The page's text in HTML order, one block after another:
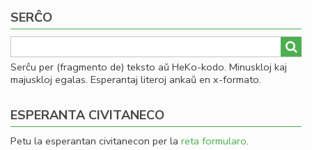
SERĈO
Serĉu per (fragmento de) teksto aŭ HeKo-kodo. Minuskloj kaj
majuskloj egalas. Esperantaj literoj ankaŭ en x-formato.
ESPERANTA CIVITANECO
Petu la esperantan civitanecon per la reta formularo.